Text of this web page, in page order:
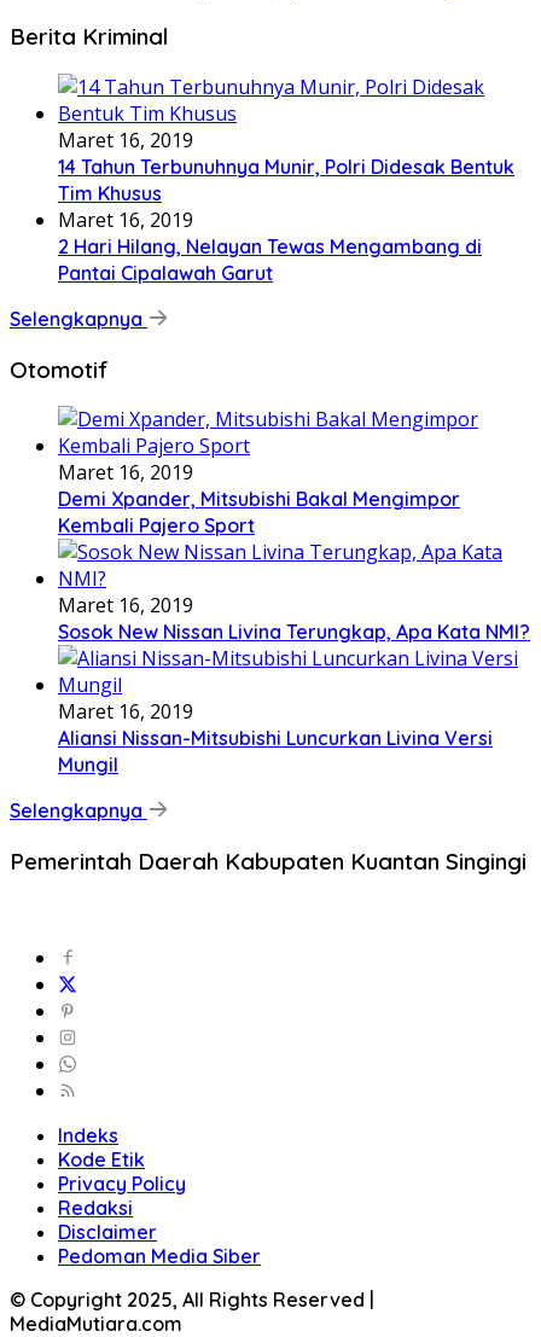
Berita Kriminal
Maret 16, 2019
14 Tahun Terbunuhnya Munir, Polri Didesak Bentuk
Tim Khusus
Maret 16, 2019
2 Hari Hilang, Nelayan Tewas Mengambang di
Pantai Cipalawah Garut
Selengkapnya
Otomotif
Maret 16, 2019
Demi Xpander, Mitsubishi Bakal Mengimpor
Kembali Pajero Sport
Maret 16, 2019
Sosok New Nissan Livina Terungkap, Apa Kata NMI?
Maret 16, 2019
Aliansi Nissan-Mitsubishi Luncurkan Livina Versi
Mungil
Selengkapnya
Pemerintah Daerah Kabupaten Kuantan Singingi
Indeks
Kode Etik
Privacy Policy
Redaksi
Disclaimer
Pedoman Media Siber
© Copyright 2025, All Rights Reserved |
MediaMutiara.com